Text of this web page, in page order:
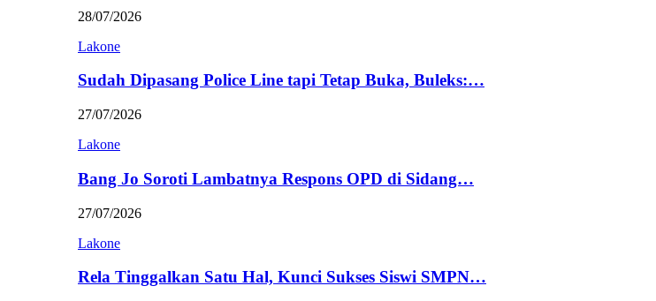
28/07/2026
Lakone
Sudah Dipasang Police Line tapi Tetap Buka, Buleks:…
27/07/2026
Lakone
Bang Jo Soroti Lambatnya Respons OPD di Sidang…
27/07/2026
Lakone
Rela Tinggalkan Satu Hal, Kunci Sukses Siswi SMPN…